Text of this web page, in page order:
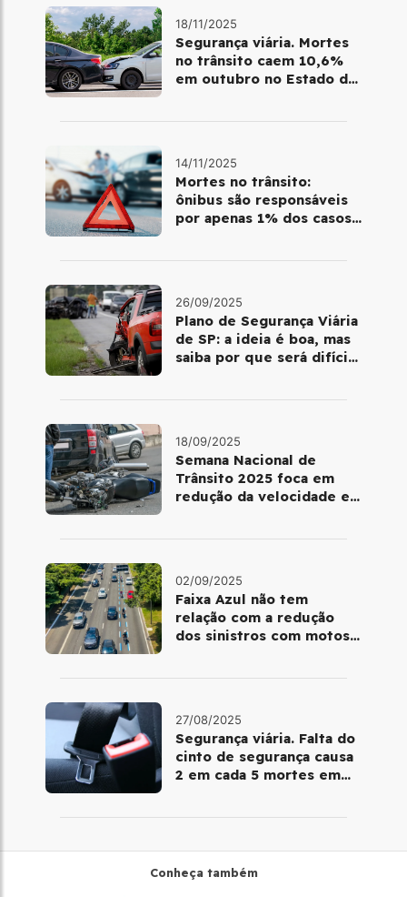
18/11/2025
Segurança viária. Mortes
no trânsito caem 10,6%
em outubro no Estado de
14/11/2025
Mortes no trânsito:
ônibus são responsáveis
por apenas 1% dos casos;
26/09/2025
Plano de Segurança Viária
de SP: a ideia é boa, mas
saiba por que será difícil
18/09/2025
Semana Nacional de
Trânsito 2025 foca em
redução da velocidade e
02/09/2025
Faixa Azul não tem
relação com a redução
dos sinistros com motos
27/08/2025
Segurança viária. Falta do
cinto de segurança causa
2 em cada 5 mortes em
Conheça também